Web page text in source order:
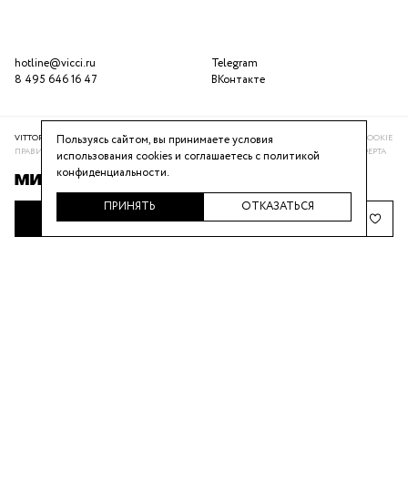
НАПОМНИТЬ О ПОСТУПЛЕНИИ
Telegram
ВКонтакте
hotline@vicci.ru
8 495 646 16 47
VITTORIA VICCI © 2016-2025ПОЛИТИКА КОНФИДЕНЦИАЛЬНОСТИ
ИСПОЛЬЗОВАНИЕ COOKIE
ПРАВИЛА ПРОГРАММЫ ЛОЯЛЬНОСТИРЕКОМЕНДАТЕЛЬНАЯ СИСТЕМАПУБЛИЧНАЯ ОФЕРТА
Пользуясь сайтом, вы принимаете условия
использования cookies и соглашаетесь сполитикой
конфиденциальности.
ПРИНЯТЬ ОТКАЗАТЬСЯ